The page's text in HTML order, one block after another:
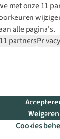
met onze 11
alle pagina's.
partners
Weigeren
Cookies